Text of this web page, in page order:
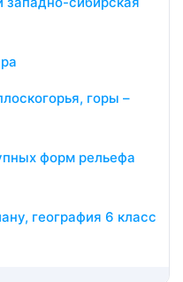
горы –
форм рельефа
география 6 класс